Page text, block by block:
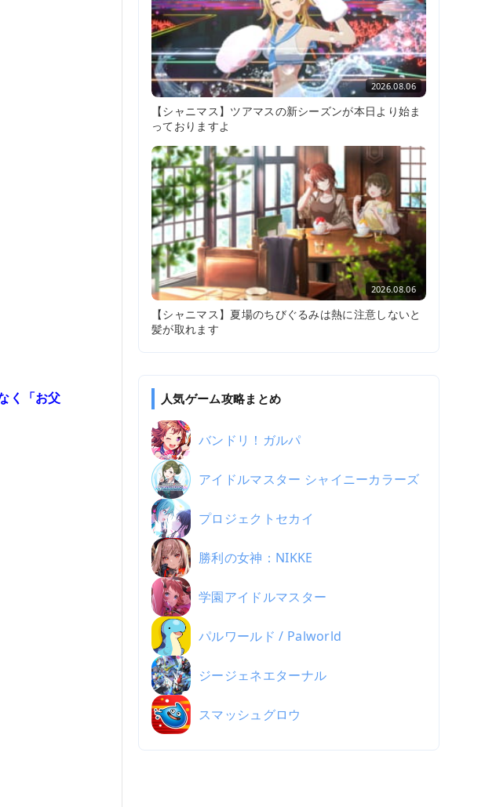
く「お父
2026.08.06
【シャニマス】ツアマスの新シーズンが本日より始ま
っておりますよ
2026.08.06
【シャニマス】夏場のちびぐるみは熱に注意しないと
髪が取れます
人気ゲーム攻略まとめ
バンドリ！ガルパ
アイドルマスター シャイニーカラーズ
プロジェクトセカイ
勝利の女神：NIKKE
学園アイドルマスター
パルワールド / Palworld
ジージェネエターナル
スマッシュグロウ